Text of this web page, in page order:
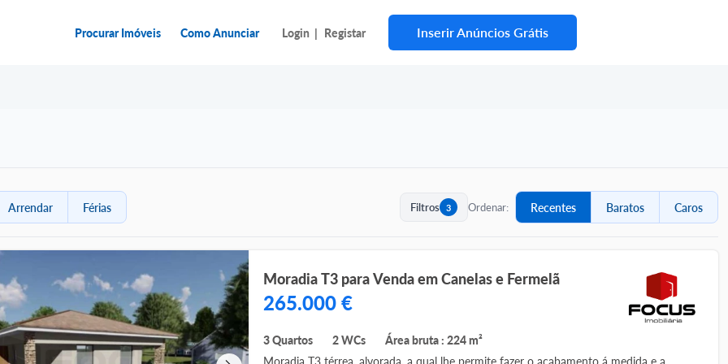
Procurar Imóveis Como Anunciar Login | Registar Inserir Anúncios Grátis
Arrendar Férias Filtros 3 Ordenar: Recentes Baratos Caros
Moradia T3 para Venda em Canelas e Fermelã
265.000 €
3 Quartos 2 WCs
Área bruta : 224 m²
Moradia T3 térrea, alvorada, a qual lhe permite fazer o acabamento á medida e a